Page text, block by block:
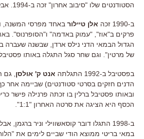
הסטודנטים שלו "סיבוב אחרון" זכה ב-1994. אבל היו נוספים:
ב-1990 זכה אלן טיילור באחד מפרסי המשנה,
פרקים ב"אוז", "עמוק באדמה" ו"הסופרנוס".
הגדול הבמאי הדני נילס ארדן, שבשנה שעברה
של מרטין". וגם שחר סגל התגלה באותו
בפסטיבל ב-1992 התגלתה אנט ק' אולסן ,
הדנים חזקים בסרטי סטודנטים) שביימה אחר
ובאותו פסטיבל ברלין בו זכתה פרנילה פישר
הכסף היא הציגה את סרטה האחרון "1:1".
ב-1998 התגלו דובר קוסאשווילי וניר ברגמן, אבל גם
במאי בריטי ממוצא הודי שביים לימים את